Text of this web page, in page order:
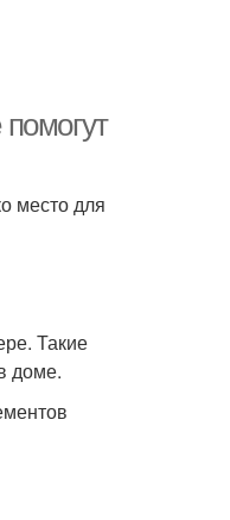
место для
Такие
доме.